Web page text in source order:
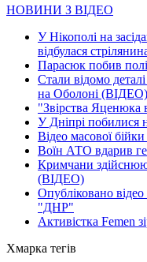
НОВИНИ З ВІДЕО
У Нікополі на
відбулася
Парасюк побив
Стали відомо
на Оболоні (ВІДЕО)
"Звірства Яценюка
У Дніпрі
Відео масової бійки
Воїн АТО вдарив
Кримчани
(ВІДЕО)
Опубліковано
"ДНР"
Активістка Femen
Хмарка тегів